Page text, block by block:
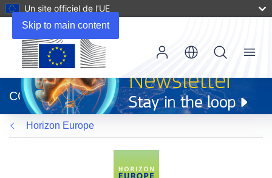
Skip to main content
Un site officiel de l’UE
dans
une
nouvelle
fenêtre)
CORDIS
Menu
Horizon Europe